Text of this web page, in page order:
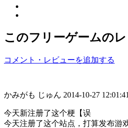
このフリーゲームの
コメント・レビューを追加する
かみがも じゅん 2014-10-27 12:01:41
今天新注册了这个梗【误
今天注册了这个站点，打算发布